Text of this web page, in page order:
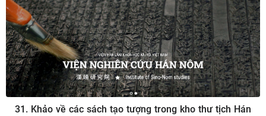
31. Khảo về các sách tạo tượng trong kho thư tịch Hán